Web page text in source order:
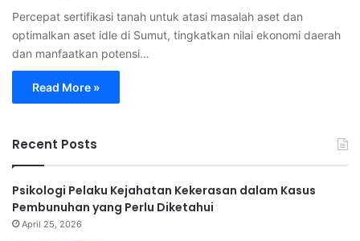
Percepat sertifikasi tanah untuk atasi masalah aset dan
optimalkan aset idle di Sumut, tingkatkan nilai ekonomi daerah
dan manfaatkan potensi…
Read More »
Recent Posts
Psikologi Pelaku Kejahatan Kekerasan dalam Kasus
Pembunuhan yang Perlu Diketahui
April 25, 2026